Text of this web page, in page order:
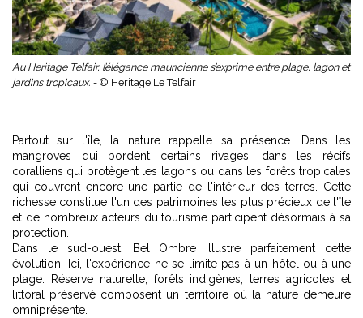
Au Heritage Telfair, l’élégance mauricienne s’exprime entre plage, lagon et
jardins tropicaux. - © Heritage Le Telfair
Partout sur l'île, la nature rappelle sa présence. Dans les
mangroves qui bordent certains rivages, dans les récifs
coralliens qui protègent les lagons ou dans les forêts tropicales
qui couvrent encore une partie de l'intérieur des terres. Cette
richesse constitue l'un des patrimoines les plus précieux de l'île
et de nombreux acteurs du tourisme participent désormais à sa
protection.
Dans le sud-ouest, Bel Ombre illustre parfaitement cette
évolution. Ici, l'expérience ne se limite pas à un hôtel ou à une
plage. Réserve naturelle, forêts indigènes, terres agricoles et
littoral préservé composent un territoire où la nature demeure
omniprésente.